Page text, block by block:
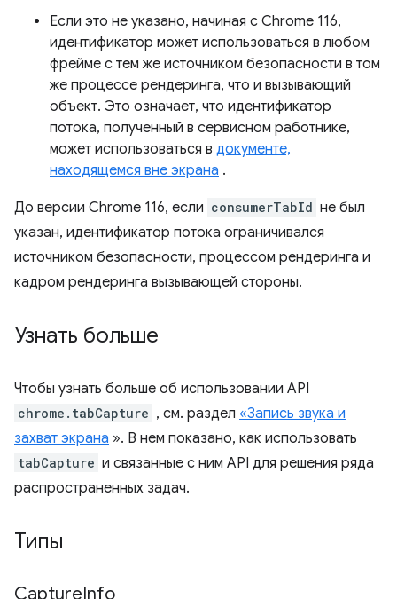
Если это не указано, начиная с Chrome 116,
идентификатор может использоваться в любом
фрейме с тем же источником безопасности в том
же процессе рендеринга, что и вызывающий
объект. Это означает, что идентификатор
потока, полученный в сервисном работнике,
может использоваться в документе,
находящемся вне экрана .
До версии Chrome 116, если consumerTabId не был
указан, идентификатор потока ограничивался
источником безопасности, процессом рендеринга и
кадром рендеринга вызывающей стороны.
Узнать больше
Чтобы узнать больше об использовании API
chrome.tabCapture , см. раздел «Запись звука и
захват экрана ». В нем показано, как использовать
tabCapture и связанные с ним API для решения ряда
распространенных задач.
Типы
CaptureInfo